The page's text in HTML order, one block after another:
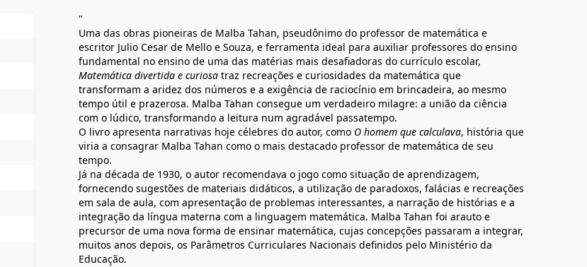
"
Uma das obras pioneiras de Malba Tahan, pseudônimo do professor de matemática e
escritor Julio Cesar de Mello e Souza, e ferramenta ideal para auxiliar professores do ensino
fundamental no ensino de uma das matérias mais desafiadoras do currículo escolar,
Matemática divertida e curiosa traz recreações e curiosidades da matemática que
transformam a aridez dos números e a exigência de raciocínio em brincadeira, ao mesmo
tempo útil e prazerosa. Malba Tahan consegue um verdadeiro milagre: a união da ciência
com o lúdico, transformando a leitura num agradável passatempo.
O livro apresenta narrativas hoje célebres do autor, como O homem que calculava, história que
viria a consagrar Malba Tahan como o mais destacado professor de matemática de seu
tempo.
Já na década de 1930, o autor recomendava o jogo como situação de aprendizagem,
fornecendo sugestões de materiais didáticos, a utilização de paradoxos, falácias e recreações
em sala de aula, com apresentação de problemas interessantes, a narração de histórias e a
integração da língua materna com a linguagem matemática. Malba Tahan foi arauto e
precursor de uma nova forma de ensinar matemática, cujas concepções passaram a integrar,
muitos anos depois, os Parâmetros Curriculares Nacionais definidos pelo Ministério da
Educação.